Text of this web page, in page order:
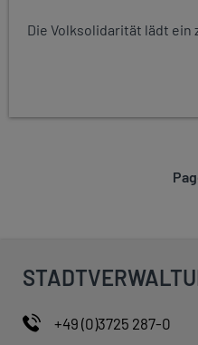
Die Volksolidarität lädt ein
+49 (0)3725 287-0